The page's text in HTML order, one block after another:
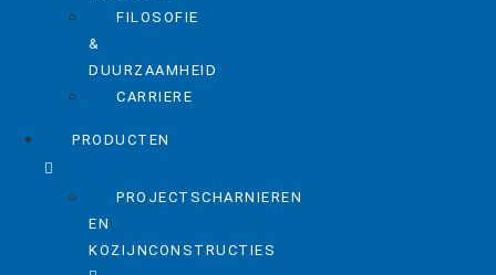
FILOSOFIE
&
DUURZAAMHEID
CARRIERE
PRODUCTEN
PROJECTSCHARNIEREN
EN
KOZIJNCONSTRUCTIES